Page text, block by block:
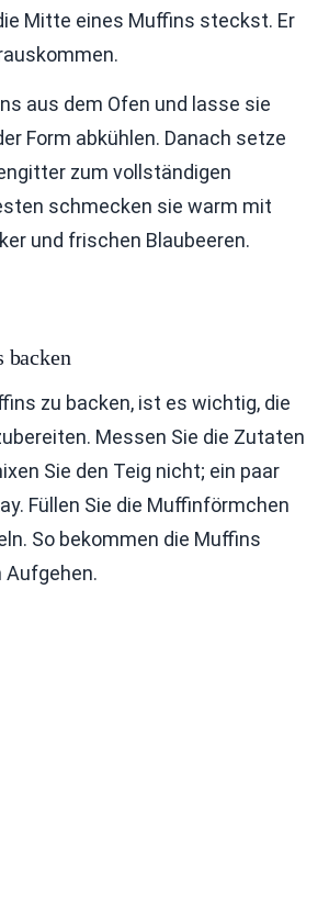
Mitte eines Muffins steckst. Er
aus dem Ofen und lasse sie
Form abkühlen. Danach setze
zum vollständigen
schmecken sie warm mit
und frischen Blaubeeren.
backen
zu backen, ist es wichtig, die
Messen Sie die Zutaten
Sie den Teig nicht; ein paar
Füllen Sie die Muffinförmchen
So bekommen die Muffins
Aufgehen.